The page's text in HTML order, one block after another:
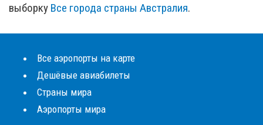
выборку Все города страны Австралия.
Все аэропорты на карте
Дешёвые авиабилеты
Страны мира
Аэропорты мира